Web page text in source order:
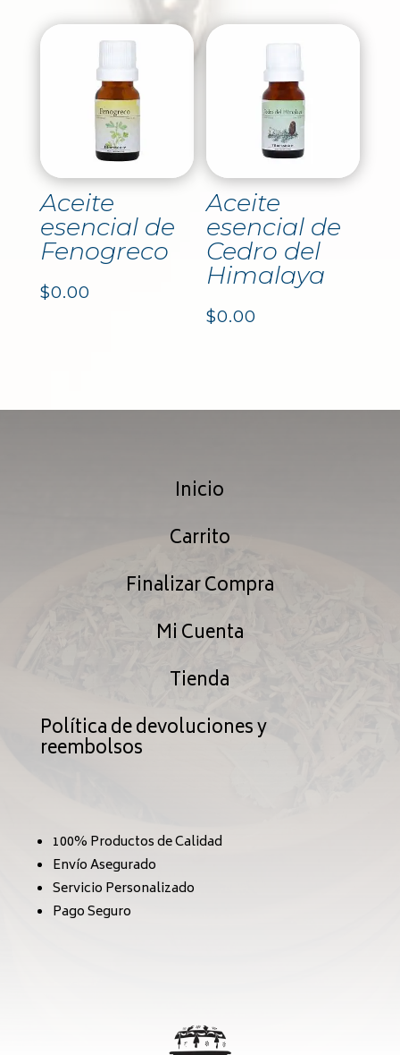
Aceite
esencial de
Fenogreco
$0.00
Aceite
esencial de
Cedro del
Himalaya
$0.00
Inicio
Carrito
Finalizar Compra
Mi Cuenta
Tienda
Política de devoluciones y
reembolsos
100% Productos de Calidad
Envío Asegurado
Servicio Personalizado
Pago Seguro